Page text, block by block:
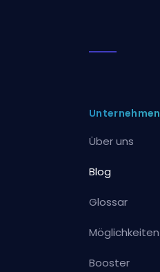
Unternehmen
Über uns
Blog
Glossar
Möglichkeiten
Booster